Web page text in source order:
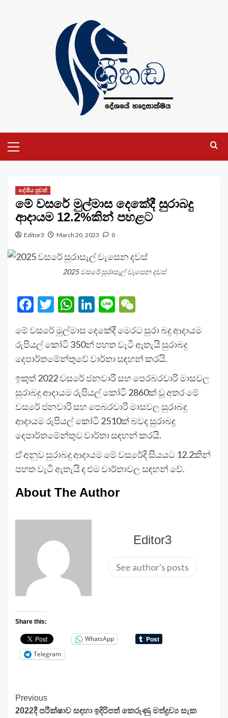
Menu
දේශීය පුවත්
මේ වසරේ මුල්මාස දෙකේදී සුරාබදු
ආදායම 12.2%කින් පහළට
Editor3 March 20, 2023 0
2025 වසරේ සුරාසැල් වැසෙන දවස්
Facebook
Twitter
WhatsApp
LinkedIn
Line
මේ වසරේ මුල්මාස දෙකේදී මෙරට සුරා බදු ආදායම
රුපියල් කෝටි 350න් පහත වැටී ඇතැයි සුරාබදු
දෙපාර්තමේන්තුවේ වාර්තා සඳහන් කරයි.
ඉකුත් 2022 වසරේ ජනවාරි සහ පෙරබරවාරි මාසවල
සුරාබදු ආදායම රුපියල් කෝටි 2860ක් වූ අතර මේ
වසරේ ජනවාරි සහ පෙබරවාරි මාසවල සුරාබදු
ආදායම රුපියල් කෝටි 2510ක් බවද සුරාබදු
දෙපාර්තමේන්තුව වාර්තා සඳහන් කරයි.
ඒ අනුව සුරාබදු ආදායම මේ වසරේදි සියයට 12.2කින්
පහත වැටී ඇතැයි ද එම වාර්තාවල සඳහන් වේ.
About The Author
Editor3
See author's posts
Share this:
WhatsApp
Telegram
Continue
Previous
2022දී පරීක්ෂාව සඳහා ඉදිරිපත් කෙරුණු මත්ද්‍රව්‍ය සැක